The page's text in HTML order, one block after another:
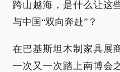
跨山越海，是什么让这
与中国“双向奔赴”？
在巴基斯坦木制家具展
一次又一次踏上南博会